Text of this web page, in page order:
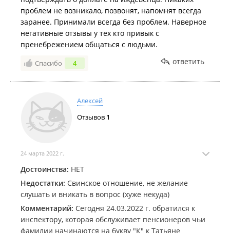
проблем не возникало, позвонят, напомнят всегда
заранее. Принимали всегда без проблем. Наверное
негативные отзывы у тех кто привык с
пренебрежением общаться с людьми.
Спасибо 4 ответить
Алексей
Отзывов 1
24 марта 2022 г.
Достоинства: НЕТ
Недостатки: Свинское отношение, не желание
слушать и вникать в вопрос (хуже некуда)
Комментарий: Сегодня 24.03.2022 г. обратился к
инспектору, которая обслуживает пенсионеров чьи
фамилии начинаются на букву "К" к Татьяне